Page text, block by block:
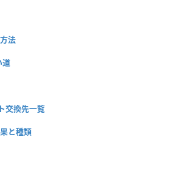
法
道
交換先一覧
と種類